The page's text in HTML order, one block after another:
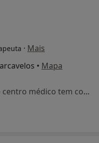
· Mais
• Mapa
Nenhum profissional neste centro médico tem consultas disponíveis